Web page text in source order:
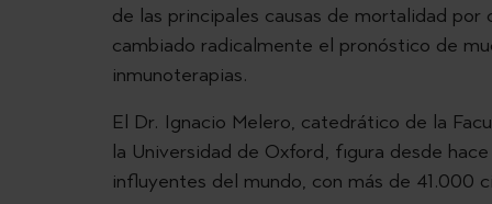
de las principales causas de mortalidad
cambiado radicalmente el pronóstico de
inmunoterapias.
El Dr. Ignacio Melero, catedrático de la
la Universidad de Oxford, figura desde
influyentes del mundo, con más de 41.000